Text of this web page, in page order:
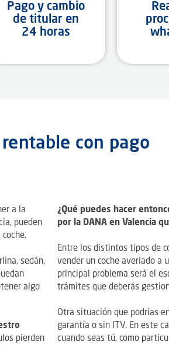
Pago y cambio
de titular en
24 horas
con pago
a la
pueden
sedán,
algo
pierden
¿Qué puedes hacer
por la DANA en Valencia
Entre los distintos tipos de
vender un coche averiado a
principal problema será el
trámites que deberás
Otra situación que podrías
garantía o sin ITV. En este
cuando seas tú, como